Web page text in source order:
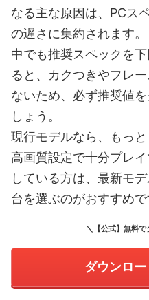
なる主な原因は、PCス
の遅さに集約されます。
中でも推奨スペックを
ると、カクつきやフレ
ないため、必ず推奨値
しょう。
現行モデルなら、もっ
高画質設定で十分プレ
している方は、最新モ
台を選ぶのがおすすめで
＼【公式】無料
ダウンロ